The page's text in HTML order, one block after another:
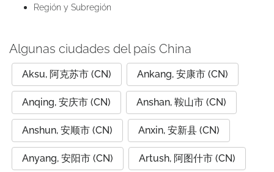
Región y Subregión
Algunas ciudades del país China
Aksu, 阿克苏市 (CN) Ankang, 安康市 (CN)
Anqing, 安庆市 (CN) Anshan, 鞍山市 (CN)
Anshun, 安顺市 (CN) Anxin, 安新县 (CN)
Anyang, 安阳市 (CN) Artush, 阿图什市 (CN)